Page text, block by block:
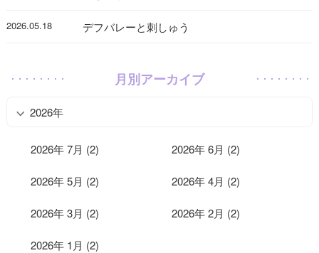
2026.05.18 デフバレーと刺しゅう
月別アーカイブ
2026年
2026年 7月 (2) 2026年 6月 (2)
2026年 5月 (2) 2026年 4月 (2)
2026年 3月 (2) 2026年 2月 (2)
2026年 1月 (2)